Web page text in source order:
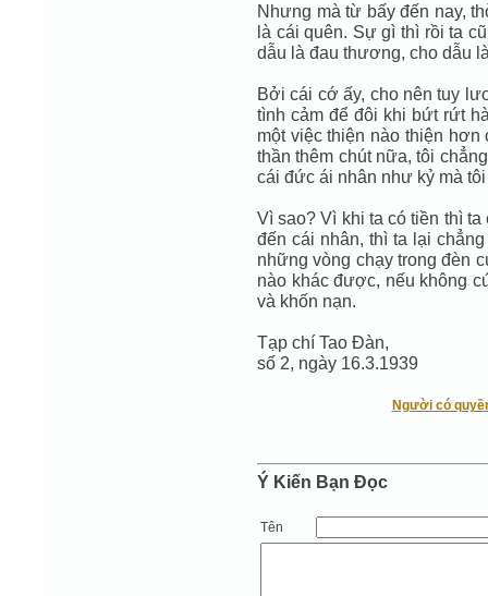
Nhưng mà từ bấy đến nay,
là cái quên. Sự gì thì rồi ta
dẫu là đau thương, cho dẫu
Bởi cái cớ ấy, cho nên tuy
tình cảm để đôi khi bứt rứt
một việc thiện nào thiện hơn
thần thêm chút nữa, tôi
cái đức ái nhân như kỷ mà
Vì sao? Vì khi ta có tiền thì
đến cái nhân, thì ta lại
những vòng chạy trong đèn
nào khác được, nếu không
và khốn nạn.
Tạp chí Tao Đàn,
số 2, ngày 16.3.1939
Người có
Ý Kiến Bạn Ðọc
Tên